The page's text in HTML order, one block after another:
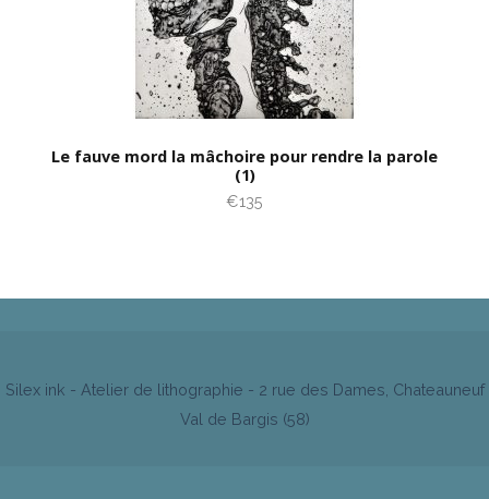
Le fauve mord la mâchoire pour rendre la parole
(1)
€135
Silex ink - Atelier de lithographie - 2 rue des Dames, Chateauneuf
Val de Bargis (58)